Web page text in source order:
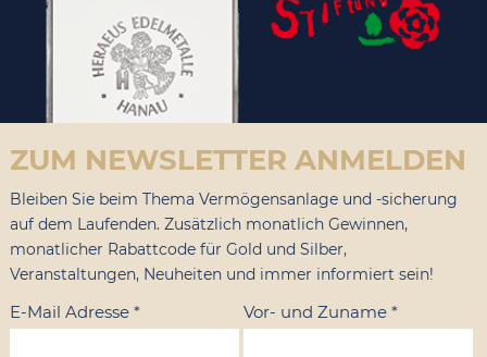
ZUM NEWSLETTER ANMELDEN
Bleiben Sie beim Thema Vermögensanlage und -sicherung
auf dem Laufenden. Zusätzlich monatlich Gewinnen,
monatlicher Rabattcode für Gold und Silber,
Veranstaltungen, Neuheiten und immer informiert sein!
E-Mail Adresse * Vor- und Zuname *